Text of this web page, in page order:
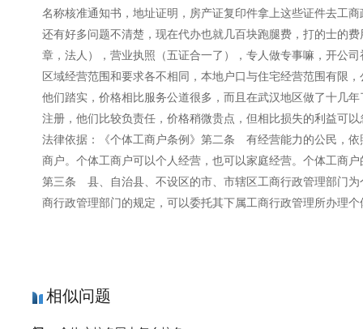
名称核准通知书，地址证明，房产证复印件拿上这些证件去工
还有好多问题不清楚，现在代办也就几百块跑腿费，打的士的
章，法人），营业执照（五证合一了），专人做专事嘛，开公
区域经营范围和要求各不相同，本地户口与住宅经营范围有限
他们踏实，价格相比服务公道很多，而且在武汉地区做了十几
注册，他们比较负责任，价格稍微贵点，但相比损失的利益可
法律依据：《个体工商户条例》第二条 有经营能力的公民，
商户。个体工商户可以个人经营，也可以家庭经营。个体工商
第三条 县、自治县、不设区的市、市辖区工商行政管理部门
商行政管理部门的规定，可以委托其下属工商行政管理所办理
相似问题